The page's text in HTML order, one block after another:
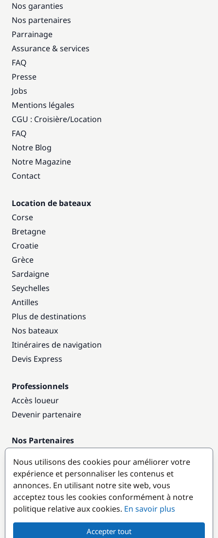
Nos garanties
Nos partenaires
Parrainage
Assurance & services
FAQ
Presse
Jobs
Mentions légales
CGU : Croisière/Location
FAQ
Notre Blog
Notre Magazine
Contact
Location de bateaux
Corse
Bretagne
Croatie
Grèce
Sardaigne
Seychelles
Antilles
Plus de destinations
Nos bateaux
Itinéraires de navigation
Devis Express
Professionnels
Accès loueur
Devenir partenaire
Nos Partenaires
Destinations populaires
Nous utilisons des cookies pour améliorer votre
expérience et personnaliser les contenus et
annonces. En utilisant notre site web, vous
acceptez tous les cookies conformément à notre
politique relative aux cookies. En savoir plus
Accepter tout